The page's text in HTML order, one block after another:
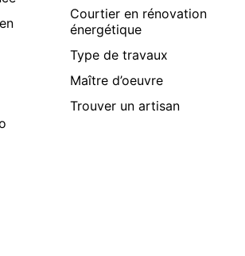
Courtier en rénovation
énergétique
Type de travaux
Maître d’oeuvre
Trouver un artisan